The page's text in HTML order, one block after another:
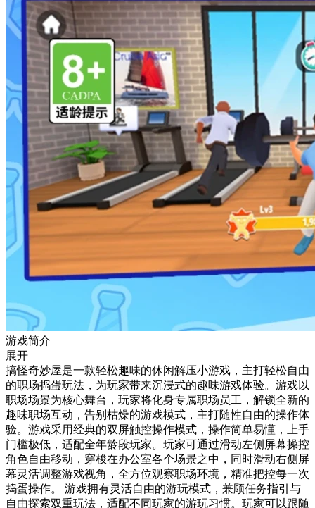
游戏简介
展开
搞怪奇妙屋是一款轻松趣味的休闲解压小游戏，主打轻松自由
的职场捣蛋玩法，为玩家带来沉浸式的趣味游戏体验。游戏以
职场场景为核心舞台，玩家将化身专属职场员工，解锁全新的
趣味职场互动，告别枯燥的游戏模式，主打随性自由的操作体
验。游戏采用经典的双屏触控操作模式，操作简单易懂，上手
门槛极低，适配全年龄段玩家。玩家可通过滑动左侧屏幕操控
角色自由移动，穿梭在办公室各个场景之中，同时滑动右侧屏
幕灵活调整游戏视角，全方位观察职场环境，精准把控每一次
捣蛋操作。 游戏拥有灵活自由的游玩模式，兼顾任务指引与
自由探索双重玩法，适配不同玩家的游玩习惯。玩家可以跟随